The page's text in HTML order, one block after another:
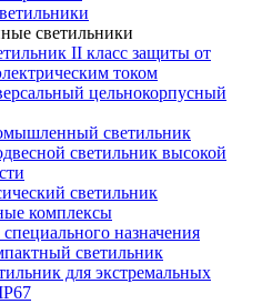
светильники
II класс защиты от
током
цельнокорпусный
светильник
светильник высокой
светильник
комплексы
назначения
светильник
для экстремальных